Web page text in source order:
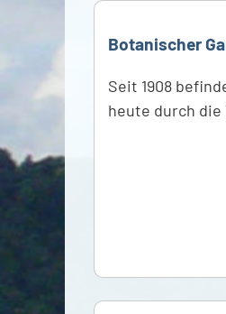
Botanischer
Seit 1908
heute durch die